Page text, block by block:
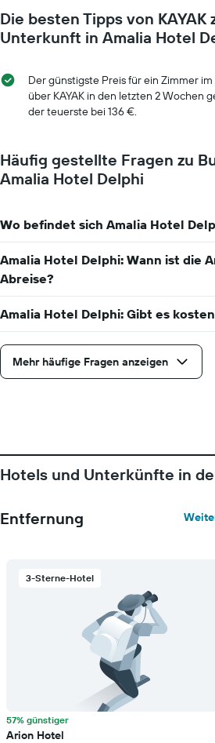
durchschnittlichen
Zimmerpreis
anzeigt.
näher
das
Das
Diagramm
hat
Achse,
die
die
Tage
vor
dem
Aufenthalt
anzeigt
Diagramm
hat
1
Y-
Achse,
anzeigt
Die besten Tipps von KAYAK
Unterkunft in Amalia Hotel
Der günstigste Preis für ein Zimmer
über KAYAK in den letzten 2 Wochen
der teuerste bei 136 €.
Häufig gestellte Fragen zu
Amalia Hotel Delphi
Wo befindet sich Amalia Hotel
Amalia Hotel Delphi: Wann ist die
Abreise?
Amalia Hotel Delphi: Gibt es
Mehr häufige Fragen anzeigen
Hotels und Unterkünfte in
Entfernung
3-Sterne-Hotel
57% günstiger
Arion Hotel